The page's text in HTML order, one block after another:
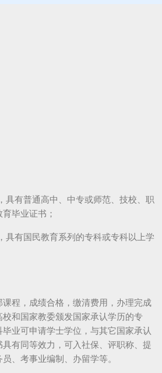
具有普通高中、中专或师范、技校、职
毕业证书；
具有国民教育系列的专科或专科以上学
程，成绩合格，缴清费用，办理完成
和国家教委颁发国家承认学历的专
毕业可申请学士学位，与其它国家承认
有同等效力，可入社保、评职称、提
、考事业编制、办留学等。